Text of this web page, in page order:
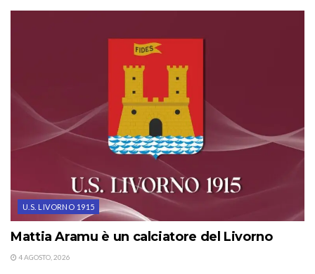
U.S. LIVORNO 1915
Mattia Aramu è un calciatore del Livorno
4 AGOSTO, 2026